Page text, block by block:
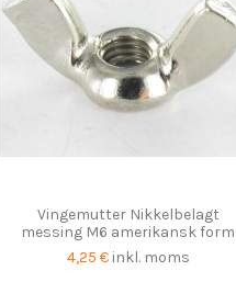
Vingemutter Nikkelbelagt
messing M6 amerikansk form
4,25 € inkl. moms